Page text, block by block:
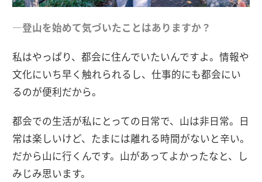
―登山を始めて気づいたことはありますか？
私はやっぱり、都会に住んでいたいんですよ。情報や
文化にいち早く触れられるし、仕事的にも都会にい
るのが便利だから。
都会での生活が私にとっての日常で、山は非日常。日
常は楽しいけど、たまには離れる時間がないと辛い。
だから山に行くんです。山があってよかったなと、し
みじみ思います。